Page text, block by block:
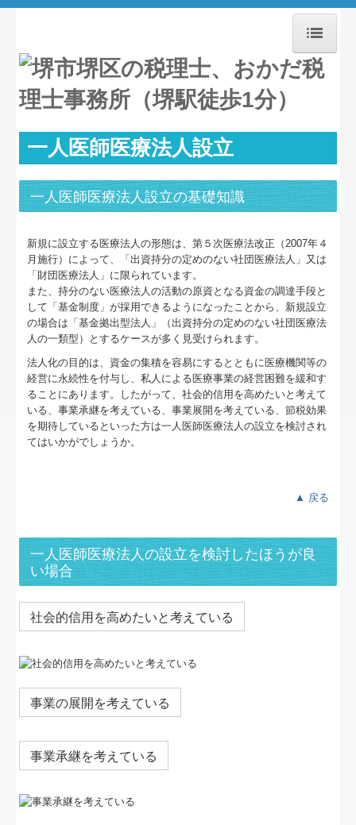
ホーム
お知らせ
事務所紹介
経営理念
職員紹介
交通案内
業務案内
セミナー案内
リンク集
お問合せ
FX4クラウド
社会福祉法人の皆様へ
補助金・助成金・融資情報
関与先向け融資商品ご紹介
TKCシステムQ&A
社会福祉法人会計Q&A
一人医師医療法人設立
一人医師医療法人設立の基礎知識
新規に設立する医療法人の形態は、第５次医療法改正（2007年４
月施行）によって、「出資持分の定めのない社団医療法人」又は
「財団医療法人」に限られています。
また、持分のない医療法人の活動の原資となる資金の調達手段と
して「基金制度」が採用できるようになったことから、新規設立
の場合は「基金拠出型法人」（出資持分の定めのない社団医療法
人の一類型）とするケースが多く見受けられます。
法人化の目的は、資金の集積を容易にするとともに医療機関等の
経営に永続性を付与し、私人による医療事業の経営困難を緩和す
ることにあります。したがって、社会的信用を高めたいと考えて
いる、事業承継を考えている、事業展開を考えている、節税効果
を期待しているといった方は一人医師医療法人の設立を検討され
てはいかがでしょうか。
▲ 戻る
一人医師医療法人の設立を検討したほうが良
い場合
社会的信用を高めたいと考えている
事業の展開を考えている
事業承継を考えている